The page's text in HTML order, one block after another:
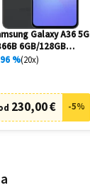
Galaxy A36 5G
6GB/128GB
Black
96 % 20x
230,00 € -5%